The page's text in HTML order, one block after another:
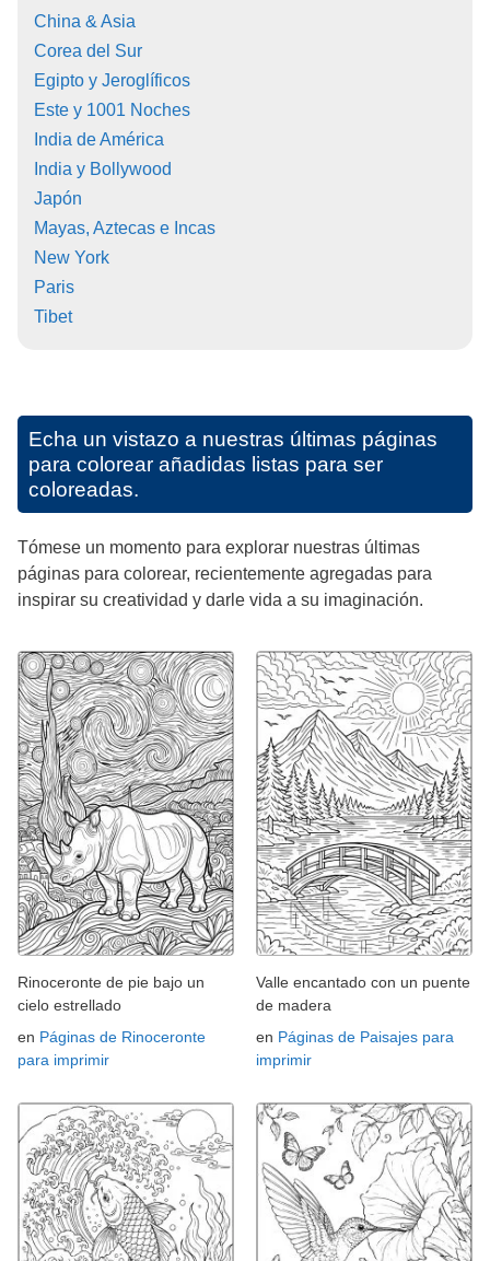
China & Asia
Corea del Sur
Egipto y Jeroglíficos
Este y 1001 Noches
India de América
India y Bollywood
Japón
Mayas, Aztecas e Incas
New York
Paris
Tibet
Echa un vistazo a nuestras últimas páginas
para colorear añadidas listas para ser
coloreadas.
Tómese un momento para explorar nuestras últimas
páginas para colorear, recientemente agregadas para
inspirar su creatividad y darle vida a su imaginación.
Rinoceronte de pie bajo un
cielo estrellado
en Páginas de Rinoceronte
para imprimir
Valle encantado con un puente
de madera
en Páginas de Paisajes para
imprimir